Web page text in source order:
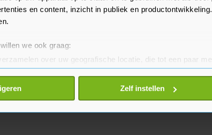
en content, inzicht in publiek en
we ook graag:
over uw geografische locatie, die tot een paar
identificeren door het actief te scannen op specifieke
uw persoonlijke gegevens worden verwerkt en stel uw
moment wijzigen of intrekken in de Cookieverklaring.
Zelf instellen